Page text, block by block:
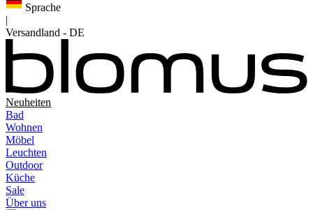
Sprache
|
Versandland - DE
Neuheiten
Bad
Wohnen
Möbel
Leuchten
Outdoor
Küche
Sale
Über uns